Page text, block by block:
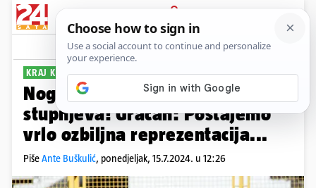
PRIJAVA
Sport Komentari
KRAJ KVALIFIKACIJA
Nogometašice trenirale na 40
stupnjeva! Gračan: Postajemo
vrlo ozbiljna reprezentacija...
PišeAnte Buškulić, ponedjeljak, 15.7.2024. u 12:26